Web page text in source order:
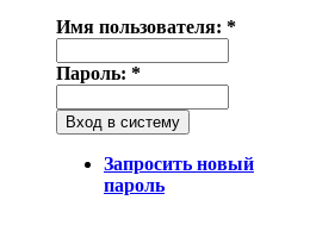
Имя пользователя: *
Пароль: *
Запросить новый
пароль